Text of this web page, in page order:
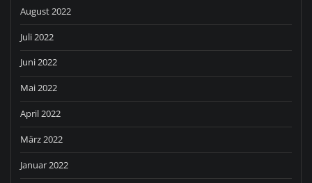
August 2022
Juli 2022
Juni 2022
Mai 2022
April 2022
März 2022
Januar 2022